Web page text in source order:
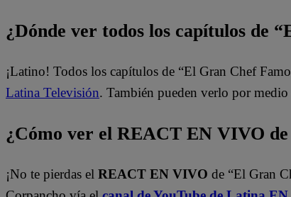
¿Dónde ver todos los capítulos de
¡Latino! Todos los capítulos de “El Gran Chef
Latina Televisión. También pueden verlo por medio
¿Cómo ver el REACT EN VIVO
¡No te pierdas el REACT EN VIVO de “El Gran